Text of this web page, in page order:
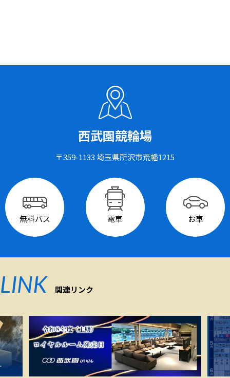
西武園競輪場
〒359-1133 埼玉県所沢市荒幡1215
無料バス 電車 お車
LINK 関連リンク